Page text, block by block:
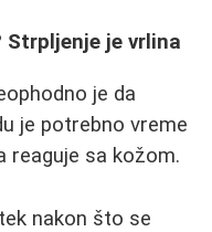
je vrlina
je da
je potrebno vreme
reaguje sa kožom.
nakon što se